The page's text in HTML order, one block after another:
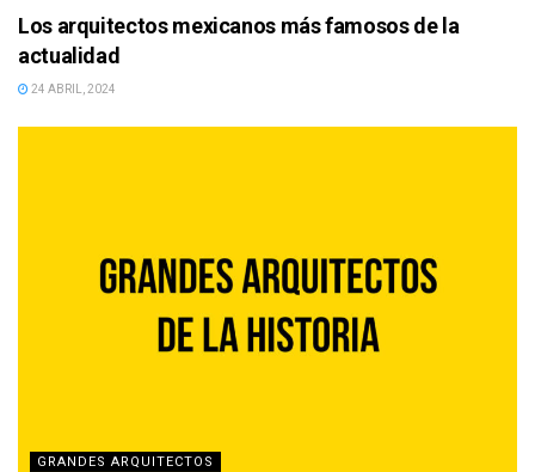
Los arquitectos mexicanos más famosos de la
actualidad
24 ABRIL, 2024
GRANDES ARQUITECTOS